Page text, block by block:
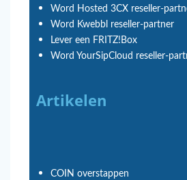
Word Hosted 3CX reseller-
Word Kwebbl reseller-partner
Lever een FRITZ!Box
Word YourSipCloud reseller-
Artikelen
COIN overstappen